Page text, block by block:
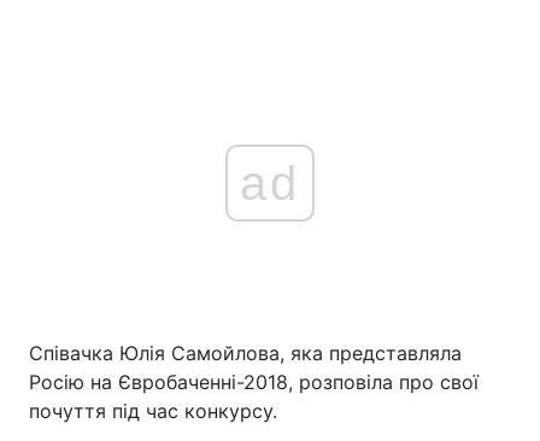
Головна Війна
Україна
ad
Співачка Юлія Самойлова, яка представляла
Росію на Євробаченні-2018, розповіла про свої
почуття під час конкурсу.